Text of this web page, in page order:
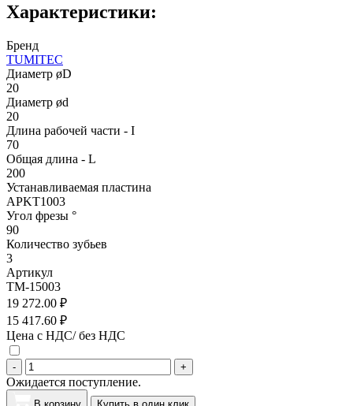
Характеристики:
Бренд
TUMITEC
Диаметр øD
20
Диаметр ød
20
Длина рабочей части - I
70
Общая длина - L
200
Устанавливаемая пластина
APKT1003
Угол фрезы °
90
Количество зубьев
3
Артикул
TM-15003
19 272.00 ₽
15 417.60 ₽
Цена с НДС/ без НДС
- +
Ожидается поступление.